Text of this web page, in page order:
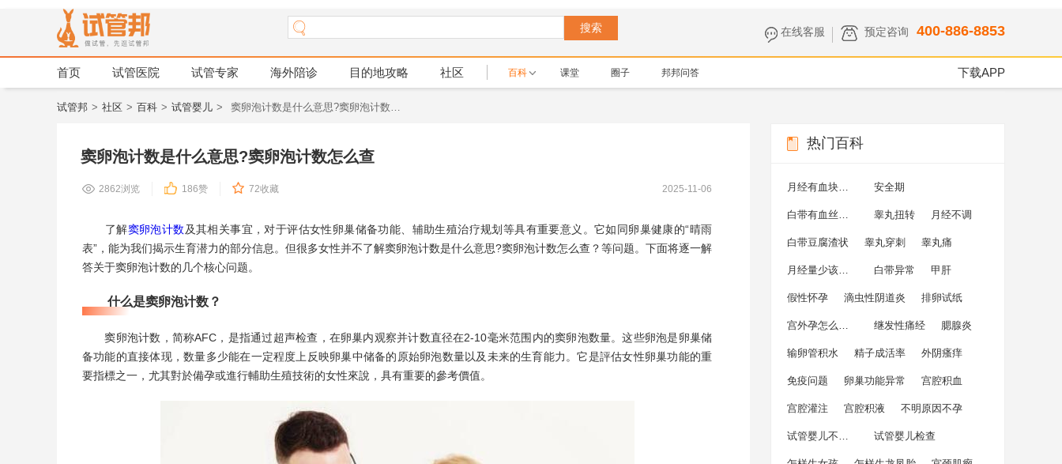
搜索 在线客服 预定咨询 400-886-8853
首页 试管医院 试管专家 海外陪诊 目的地攻略 社区 百科 课堂 圈子 邦邦问答 下载APP
试管邦 > 社区 > 百科 > 试管婴儿 > 窦卵泡计数是什么意思?窦卵泡计数怎么查
窦卵泡计数是什么意思?窦卵泡计数怎么查
2862浏览 186赞 72收藏 2025-11-06
了解窦卵泡计数及其相关事宜，对于评估女性卵巢储备功能、辅助生殖治疗规划等具有重要意义。它如同卵巢健康的“晴雨
表”，能为我们揭示生育潜力的部分信息。但很多女性并不了解窦卵泡计数是什么意思?窦卵泡计数怎么查？等问题。下面将逐一解
答关于窦卵泡计数的几个核心问题。
什么是窦卵泡计数？
窦卵泡计数，简称AFC，是指通过超声检查，在卵巢内观察并计数直径在2-10毫米范围内的窦卵泡数量。这些卵泡是卵巢储
备功能的直接体现，数量多少能在一定程度上反映卵巢中储备的原始卵泡数量以及未来的生育能力。它是評估女性卵巢功能的重
要指標之一，尤其對於備孕或進行輔助生殖技術的女性來說，具有重要的參考價值。
热门百科
月经有血块是怎么回事 安全期
白带有血丝是怎么回事 睾丸扭转 月经不调
白带豆腐渣状 睾丸穿刺 睾丸痛
月经量少该怎么调理 白带异常 甲肝
假性怀孕 滴虫性阴道炎 排卵试纸
宫外孕怎么治疗 继发性痛经 腮腺炎
输卵管积水 精子成活率 外阴瘙痒
免疫问题 卵巢功能异常 宫腔积血
宫腔灌注 宫腔积液 不明原因不孕
试管婴儿不成功 试管婴儿检查